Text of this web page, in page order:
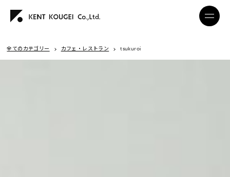
全てのカテゴリー カフェ・レストラン tsukuroi